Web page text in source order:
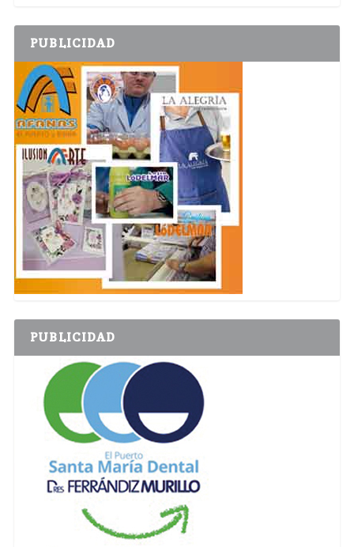
PUBLICIDAD
PUBLICIDAD